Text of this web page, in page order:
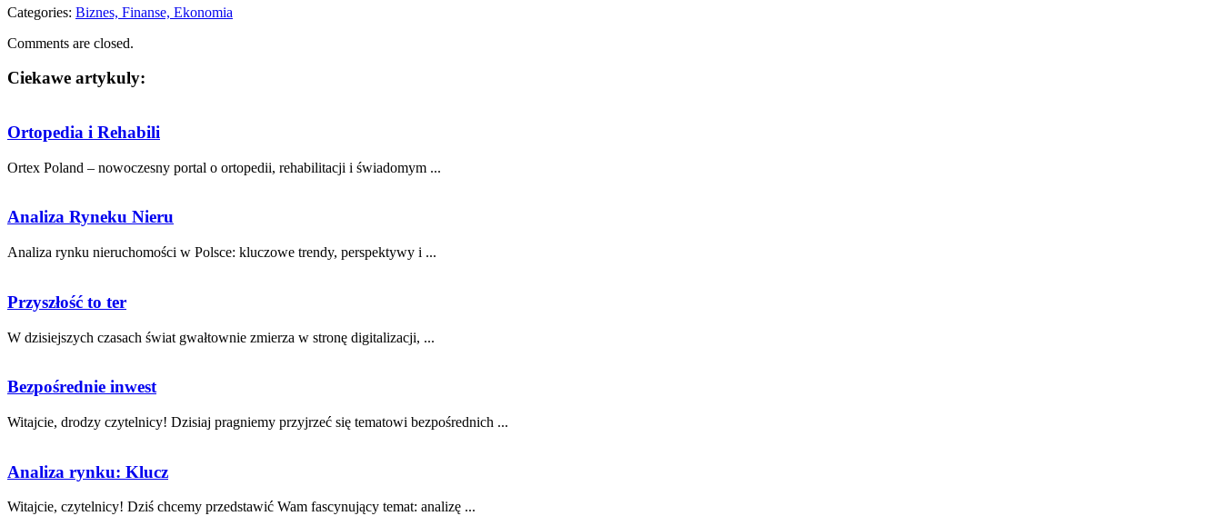
Categories: Biznes, Finanse, Ekonomia
Comments are closed.
Ciekawe artykuly:
Ortopedia i Rehabili
Ortex Poland – nowoczesny portal o ortopedii, rehabilitacji i świadomym ...
Analiza Ryneku Nieru
Analiza rynku ‍nieruchomości​ w Polsce: kluczowe trendy,​ perspektywy i ...
Przyszłość to ter
W dzisiejszych czasach świat​ gwałtownie zmierza w ‌stronę digitalizacji, ...
Bezpośrednie inwest
Witajcie, drodzy ⁢czytelnicy! Dzisiaj pragniemy przyjrzeć się tematowi bezpośrednich ...
Analiza rynku: Klucz
Witajcie, ⁣czytelnicy! Dziś chcemy przedstawić Wam fascynujący temat: analizę ...